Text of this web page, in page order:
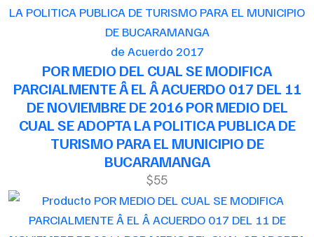
de Acuerdo 2017
POR MEDIO DEL CUAL SE MODIFICA
PARCIALMENTE Â EL Â ACUERDO 017 DEL 11
DE NOVIEMBRE DE 2016 POR MEDIO DEL
CUAL SE ADOPTA LA POLITICA PUBLICA DE
TURISMO PARA EL MUNICIPIO DE
BUCARAMANGA
$55